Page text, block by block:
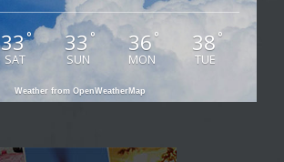
33°
SAT
33°
SUN
36 °
MON
38 °
TUE
Weather from OpenWeatherMap